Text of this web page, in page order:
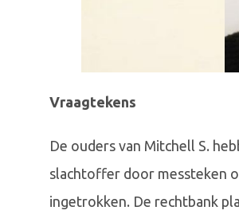
Vraagtekens
De ouders van Mitchell S.
slachtoffer door messteken
ingetrokken. De rechtbank